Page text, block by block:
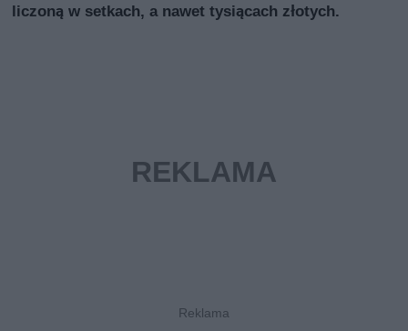
liczoną w setkach, a nawet tysiącach złotych.